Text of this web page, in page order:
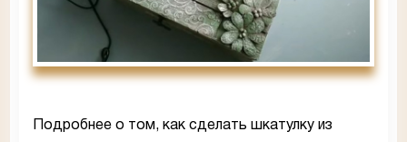
Подробнее о том, как сделать шкатулку из